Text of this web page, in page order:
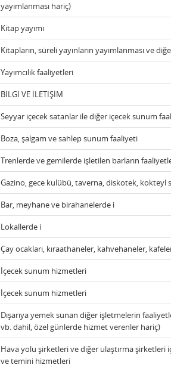
yayımlanması hariç)
Kitap yayımı
Kitapların, süreli yayınların yayımlanması ve
Yayımcılık faaliyetleri
BİLGİ VE İLETİŞİM
Seyyar içecek satanlar ile diğer içecek sunum
Boza, şalgam ve sahlep sunum faaliyeti
Trenlerde ve gemilerde işletilen barların
Gazino, gece kulübü, taverna, diskotek, kokteyl
Bar, meyhane ve birahanelerde i
Lokallerde i
Çay ocakları, kıraathaneler, kahvehaneler,
İçecek sunum hizmetleri
İçecek sunum hizmetleri
Dışarıya yemek sunan diğer işletmelerin
vb. dahil, özel günlerde hizmet verenler hariç)
Hava yolu şirketleri ve diğer ulaştırma şirketleri
ve temini hizmetleri